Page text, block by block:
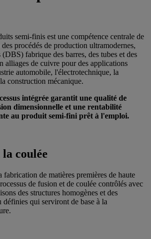
semi-finis est une compétence centrale de
procédés de production ultramodernes,
fabrique des barres, des tubes et des
alliages de cuivre pour des applications
automobile, l'électrotechnique, la
construction mécanique.
intégrée garantit une qualité de
dimensionnelle et une rentabilité
au produit semi-fini prêt à l'emploi.
coulée
fabrication de matières premières de haute
de fusion et de coulée contrôlés avec
des structures homogènes et des
définies qui serviront de base à la